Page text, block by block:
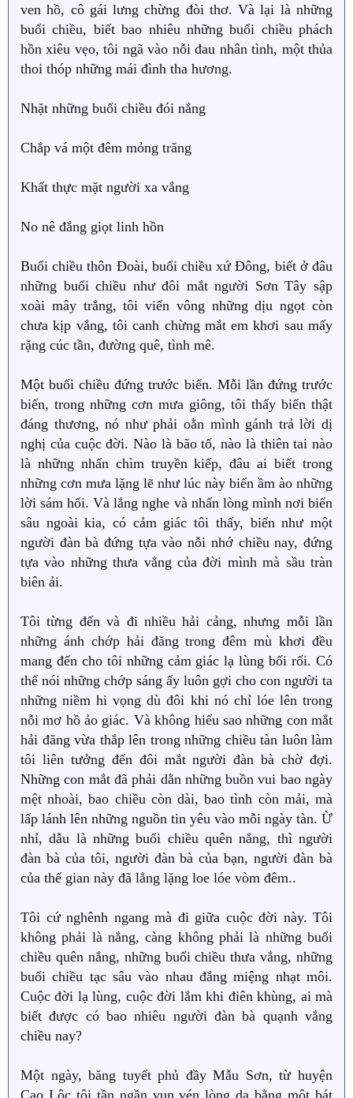
ven hồ, cô gái lưng chừng đòi thơ. Và lại là những
buổi chiều, biết bao nhiêu những buổi chiều phách
hồn xiêu vẹo, tôi ngã vào nỗi đau nhân tình, một thủa
thoi thóp những mái đình tha hương.
Nhặt những buổi chiều đói nắng
Chắp vá một đêm mỏng trăng
Khất thực mặt người xa vắng
No nê đắng giọt linh hồn
Buổi chiều thôn Đoài, buổi chiều xứ Đông, biết ở đâu
những buổi chiều như đôi mắt người Sơn Tây sập
xoài mây trắng, tôi viển vông những dịu ngọt còn
chưa kịp vắng, tôi canh chừng mắt em khơi sau mấy
rặng cúc tần, đường quê, tình mê.
Một buổi chiều đứng trước biển. Mỗi lần đứng trước
biển, trong những cơn mưa giông, tôi thấy biển thật
đáng thương, nó như phải oằn mình gánh trả lời dị
nghị của cuộc đời. Nào là bão tố, nào là thiên tai nào
là những nhấn chìm truyền kiếp, đâu ai biết trong
những cơn mưa lặng lẽ như lúc này biển ầm ào những
lời sám hối. Và lắng nghe và nhấn lòng mình nơi biển
sâu ngoài kia, có cảm giác tôi thấy, biển như một
người đàn bà đứng tựa vào nỗi nhớ chiều nay, đứng
tựa vào những thưa vắng của đời mình mà sầu tràn
biên ải.
Tôi từng đến và đi nhiều hải cảng, nhưng mỗi lần
những ánh chớp hải đăng trong đêm mù khơi đều
mang đến cho tôi những cảm giác lạ lùng bối rối. Có
thể nói những chớp sáng ấy luôn gợi cho con người ta
những niềm hi vọng dù đôi khi nó chỉ lóe lên trong
nỗi mơ hồ ảo giác. Và không hiểu sao những con mắt
hải đăng vừa thắp lên trong những chiều tàn luôn làm
tôi liên tưởng đến đôi mắt người đàn bà chờ đợi.
Những con mắt đã phải dằn những buồn vui bao ngày
mệt nhoài, bao chiều còn dài, bao tình còn mải, mà
lấp lánh lên những nguồn tin yêu vào mỗi ngày tàn. Ừ
nhỉ, dẫu là những buổi chiều quên nắng, thì người
đàn bà của tôi, người đàn bà của bạn, người đàn bà
của thế gian này đã lẳng lặng loe lóe vòm đêm..
Tôi cứ nghênh ngang mà đi giữa cuộc đời này. Tôi
không phải là nắng, càng không phải là những buổi
chiều quên nắng, những buổi chiều thưa vắng, những
buổi chiều tạc sâu vào nhau đắng miệng nhạt môi.
Cuộc đời lạ lùng, cuộc đời lắm khi điên khùng, ai mà
biết được có bao nhiêu người đàn bà quạnh vắng
chiều nay?
Một ngày, băng tuyết phủ đầy Mẫu Sơn, từ huyện
Cao Lộc tôi tần ngần vun vén lòng dạ bằng một bát